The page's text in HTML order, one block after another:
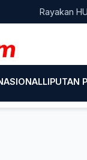
Rayakan HUT
LIPUTAN